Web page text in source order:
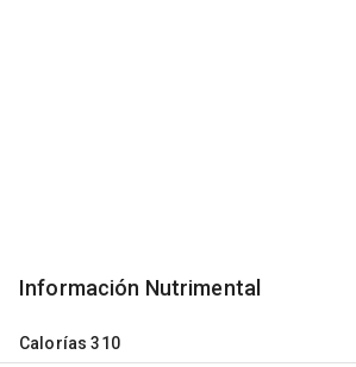
Información Nutrimental
Calorías 310